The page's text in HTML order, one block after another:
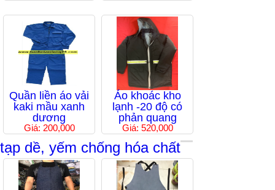
Quần liền áo vải
kaki mầu xanh
dương
Giá: 200,000
Áo khoác kho
lạnh -20 độ có
phản quang
Giá: 520,000
tạp dề, yếm chống hóa chất